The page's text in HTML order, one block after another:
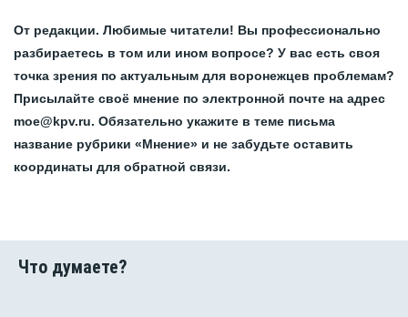
От редакции. Любимые читатели! Вы профессионально
разбираетесь в том или ином вопросе? У вас есть своя
точка зрения по актуальным для воронежцев проблемам?
Присылайте своё мнение по электронной почте на адрес
moe@kpv.ru. Обязательно укажите в теме письма
название рубрики «Мнение» и не забудьте оставить
координаты для обратной связи.